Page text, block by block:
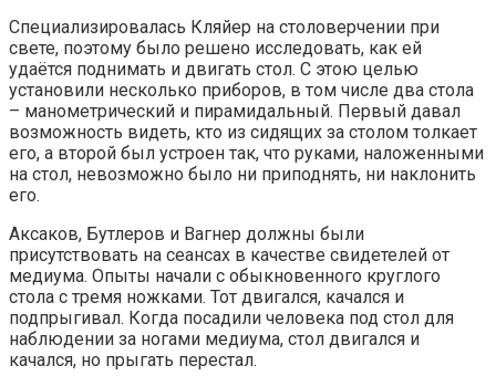
Специализировалась Кляйер на столоверчении при
свете, поэтому было решено исследовать, как ей
удаётся поднимать и двигать стол. С этою целью
установили несколько приборов, в том числе два стола
– манометрический и пирамидальный. Первый давал
возможность видеть, кто из сидящих за столом толкает
его, а второй был устроен так, что руками, наложенными
на стол, невозможно было ни приподнять, ни наклонить
его.
Аксаков, Бутлеров и Вагнер должны были
присутствовать на сеансах в качестве свидетелей от
медиума. Опыты начали с обыкновенного круглого
стола с тремя ножками. Тот двигался, качался и
подпрыгивал. Когда посадили человека под стол для
наблюдении за ногами медиума, стол двигался и
качался, но прыгать перестал.